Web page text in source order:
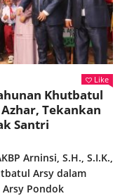
Like
Khutbatul
Tekankan
Santri
Arninsi, S.H., S.I.K.,
Arsy dalam
Pondok